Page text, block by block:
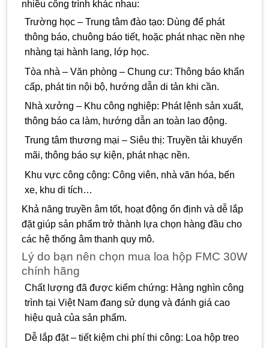
nhiều công trình khác nhau:
Trường học – Trung tâm đào tạo: Dùng để phát
thông báo, chuông báo tiết, hoặc phát nhạc nền nhẹ
nhàng tại hành lang, lớp học.
Tòa nhà – Văn phòng – Chung cư: Thông báo khẩn
cấp, phát tin nội bộ, hướng dẫn di tản khi cần.
Nhà xưởng – Khu công nghiệp: Phát lệnh sản xuất,
thông báo ca làm, hướng dẫn an toàn lao động.
Trung tâm thương mại – Siêu thị: Truyền tải khuyến
mãi, thông báo sự kiện, phát nhạc nền.
Khu vực công cộng: Công viên, nhà văn hóa, bến
xe, khu di tích…
Khả năng truyền âm tốt, hoạt động ổn định và dễ lắp
đặt giúp sản phẩm trở thành lựa chọn hàng đầu cho
các hệ thống âm thanh quy mô.
Lý do bạn nên chọn mua loa hộp FMC 30W
chính hãng
Chất lượng đã được kiểm chứng: Hàng nghìn công
trình tại Việt Nam đang sử dụng và đánh giá cao
hiệu quả của sản phẩm.
Dễ lắp đặt – tiết kiệm chi phí thi công: Loa hộp treo